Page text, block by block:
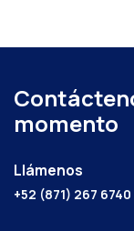
momento
Llámenos
+52 (871) 267 6740